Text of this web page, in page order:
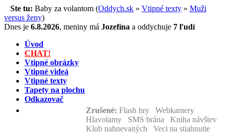
Ste tu: Baby za volantom (Oddych.sk » Vtipné texty » Muži
versus ženy)
Dnes je 6.8.2026, meniny má Jozefína a oddychuje 7 ľudí
Úvod
CHAT!
Vtipné obrázky
Vtipné videá
Vtipné texty
Tapety na plochu
Odkazovač
Zrušené: Flash hry Webkamery
Hlavolamy SMS brána Kniha návštev
Klub nahnevaných Veci na stiahnutie